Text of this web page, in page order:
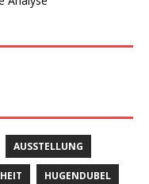
AUSSTELLUNG
HEIT HUGENDUBEL